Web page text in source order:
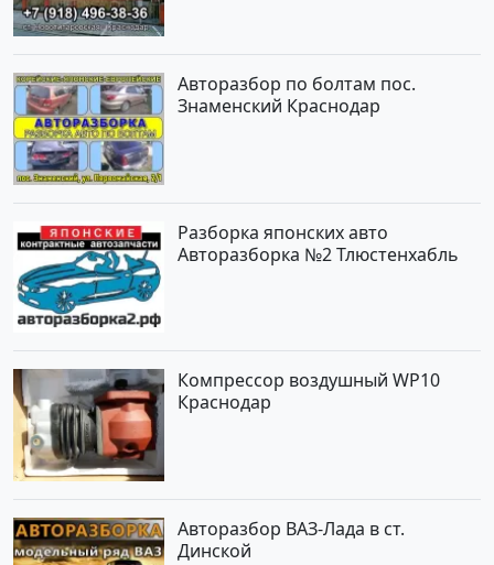
Авторазбор по болтам пос.
Знаменский Краснодар
Разборка японских авто
Авторазборка №2 Тлюстенхабль
Компрессор воздушный WP10
Краснодар
Авторазбор ВАЗ-Лада в ст.
Динской